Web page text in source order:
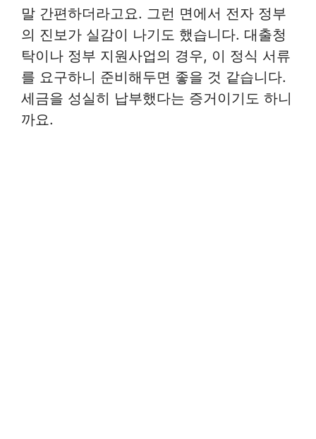
말 간편하더라고요. 그런 면에서 전자 정부
의 진보가 실감이 나기도 했습니다. 대출청
탁이나 정부 지원사업의 경우, 이 정식 서류
를 요구하니 준비해두면 좋을 것 같습니다.
세금을 성실히 납부했다는 증거이기도 하니
까요.